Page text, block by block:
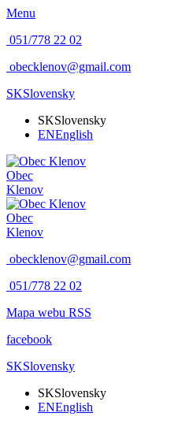
Menu
051/778 22 02
obecklenov@gmail.com
SKSlovensky
SKSlovensky
ENEnglish
Obec
Klenov
Obec
Klenov
obecklenov@gmail.com
051/778 22 02
Mapa webu RSS
facebook
SKSlovensky
SKSlovensky
ENEnglish